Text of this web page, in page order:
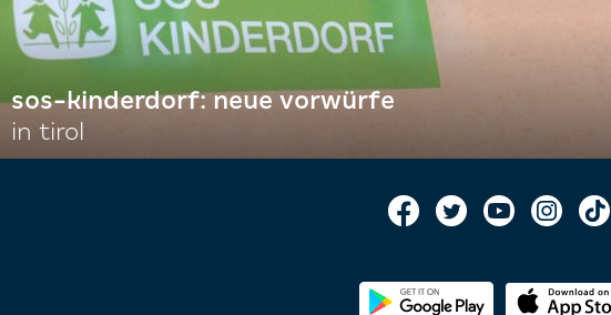
sos-kinderdorf: neue vorwürfe
in tirol